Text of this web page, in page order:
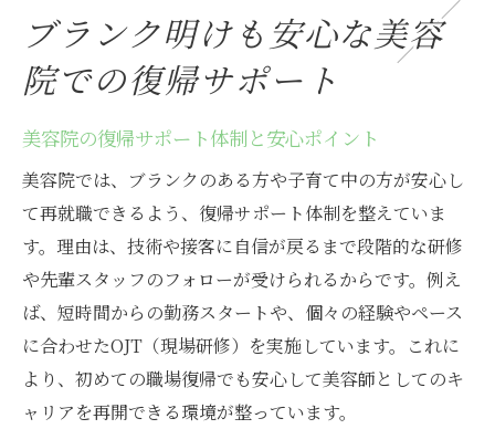
ブランク明けも安心な美容
院での復帰サポート
美容院の復帰サポート体制と安心ポイント
美容院では、ブランクのある方や子育て中の方が安心し
て再就職できるよう、復帰サポート体制を整えていま
す。理由は、技術や接客に自信が戻るまで段階的な研修
や先輩スタッフのフォローが受けられるからです。例え
ば、短時間からの勤務スタートや、個々の経験やペース
に合わせたOJT（現場研修）を実施しています。これに
より、初めての職場復帰でも安心して美容師としてのキ
ャリアを再開できる環境が整っています。